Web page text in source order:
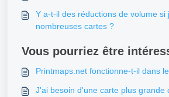
Y a-t-il des réductions de volume si
nombreuses cartes ?
Vous pourriez être
Printmaps.net fonctionne-t-il dans
J'ai besoin d'une carte plus grande